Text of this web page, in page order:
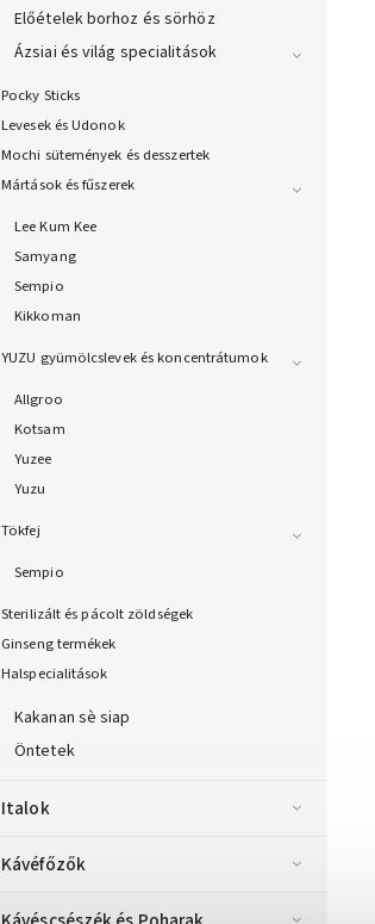
Előételek borhoz és sörhöz
Ázsiai és világ specialitások
Pocky Sticks
Levesek és Udonok
Mochi sütemények és desszertek
Mártások és fűszerek
Lee Kum Kee
Samyang
Sempio
Kikkoman
YUZU gyümölcslevek és koncentrátumok
Allgroo
Kotsam
Yuzee
Yuzu
Tökfej
Sempio
Sterilizált és pácolt zöldségek
Ginseng termékek
Halspecialitások
Kakanan sè siap
Öntetek
Italok
Kávéfőzők